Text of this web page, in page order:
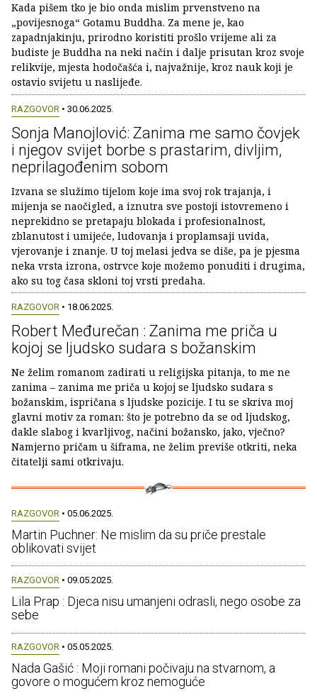
Kada pišem tko je bio onda mislim prvenstveno na
„povijesnoga“ Gotamu Buddha. Za mene je, kao
zapadnjakinju, prirodno koristiti prošlo vrijeme ali za
budiste je Buddha na neki način i dalje prisutan kroz svoje
relikvije, mjesta hodočašća i, najvažnije, kroz nauk koji je
ostavio svijetu u naslijeđe.
RAZGOVOR • 30.06.2025.
Sonja Manojlović: Zanima me samo čovjek
i njegov svijet borbe s prastarim, divljim,
neprilagođenim sobom
Izvana se služimo tijelom koje ima svoj rok trajanja, i
mijenja se naočigled, a iznutra sve postoji istovremeno i
neprekidno se pretapaju blokada i profesionalnost,
zblanutost i umijeće, ludovanja i proplamsaji uvida,
vjerovanje i znanje. U toj melasi jedva se diše, pa je pjesma
neka vrsta izrona, ostrvce koje možemo ponuditi i drugima,
ako su tog časa skloni toj vrsti predaha.
RAZGOVOR • 18.06.2025.
Robert Međurečan : Zanima me priča u
kojoj se ljudsko sudara s božanskim
Ne želim romanom zadirati u religijska pitanja, to me ne
zanima – zanima me priča u kojoj se ljudsko sudara s
božanskim, ispričana s ljudske pozicije. I tu se skriva moj
glavni motiv za roman: što je potrebno da se od ljudskog,
dakle slabog i kvarljivog, načini božansko, jako, vječno?
Namjerno pričam u šiframa, ne želim previše otkriti, neka
čitatelji sami otkrivaju.
RAZGOVOR • 05.06.2025.
Martin Puchner: Ne mislim da su priče prestale
oblikovati svijet
RAZGOVOR • 09.05.2025.
Lila Prap : Djeca nisu umanjeni odrasli, nego osobe za
sebe
RAZGOVOR • 05.05.2025.
Nada Gašić : Moji romani počivaju na stvarnom, a
govore o mogućem kroz nemoguće